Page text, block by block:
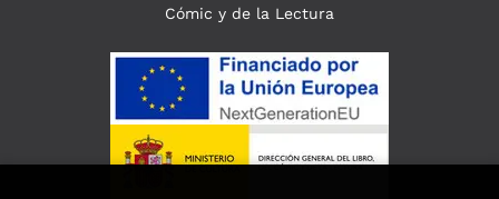
Cómic y de la Lectura